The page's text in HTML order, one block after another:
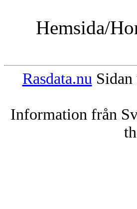
Hemsida/
Rasdata.nu
Information från